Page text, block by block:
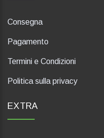
Consegna
Pagamento
Termini e Condizioni
Politica sulla privacy
EXTRA